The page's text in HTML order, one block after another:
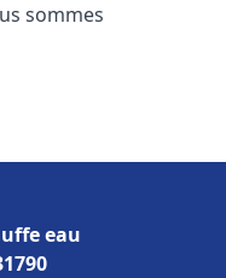
sommes
eau